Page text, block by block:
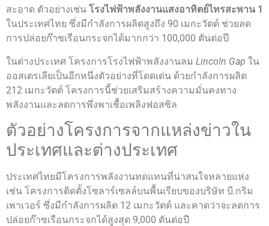
สะอาด ตัวอย่างเช่น โรงไฟฟ้าพลังงานแสงอาทิตย์ไทรสะพาน 1
ในประเทศไทย ซึ่งมีกำลังการผลิตสูงถึง 90 เมกะวัตต์ ช่วยลด
การปล่อยก๊าซเรือนกระจกได้มากกว่า 100,000 ตันต่อปี
ในต่างประเทศ โครงการโรงไฟฟ้าพลังงานลม Lincoln Gap ใน
ออสเตรเลียเป็นอีกหนึ่งตัวอย่างที่โดดเด่น ด้วยกำลังการผลิต
212 เมกะวัตต์ โครงการนี้ช่วยเสริมสร้างความมั่นคงทาง
พลังงานและลดการพึ่งพาเชื้อเพลิงฟอสซิล
ตัวอย่างโครงการจากแหล่งข่าวใน
ประเทศและต่างประเทศ
ประเทศไทยมีโครงการพลังงานทดแทนที่น่าสนใจหลายแห่ง
เช่น โครงการติดตั้งโซลาร์เซลล์บนพื้นเรียบของบริษัท บี.กริม
เพาเวอร์ ซึ่งมีกำลังการผลิต 12 เมกะวัตต์ และคาดว่าจะลดการ
ปล่อยก๊าซเรือนกระจกได้สูงสุด 9,000 ตันต่อปี